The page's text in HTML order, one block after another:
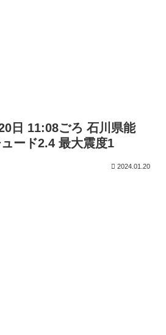
日 11:08ごろ 石川県能
ード2.4 最大震度1
2024.01.20